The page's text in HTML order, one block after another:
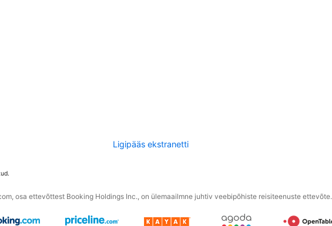
Ligipääs ekstranetti
osa ettevõttest Booking Holdings Inc., on ülemaailmne juhtiv veebipõhiste reisiteenuste ettevõte.